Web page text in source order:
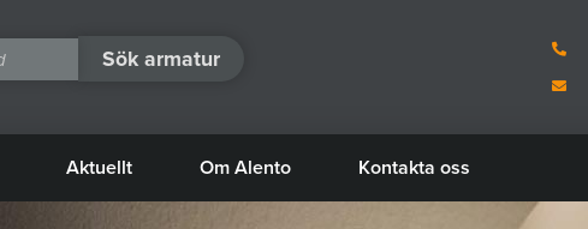
Sök armatur
Aktuellt Om Alento Kontakta oss